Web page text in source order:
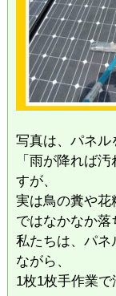
写真は、パネル
「雨が降れば
すが、
実は鳥の糞や花
ではなかなか落
私たちは、パネ
ながら、
1枚1枚手作業で